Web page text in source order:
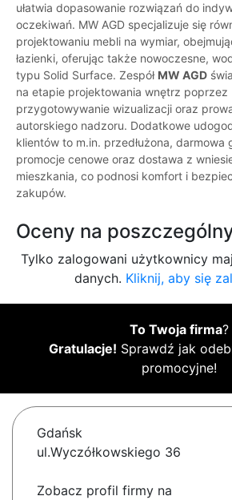
ułatwia dopasowanie rozwiązań do
oczekiwań. MW AGD specjalizuje się
projektowaniu mebli na wymiar,
łazienki, oferując także nowoczesne,
typu Solid Surface. Zespół MW AGD
na etapie projektowania wnętrz poprzez
przygotowywanie wizualizacji oraz
autorskiego nadzoru. Dodatkowe
klientów to m.in. przedłużona, darmowa
promocje cenowe oraz dostawa z
mieszkania, co podnosi komfort i
zakupów.
Oceny na
Tylko zalogowani użytkownicy
danych. Kliknij, aby się
To Twoja firma?
Gratulacje! Sprawdź jak
promocyjne!
Gdańsk
ul.Wyczółkowskiego 36
Zobacz profil firmy na